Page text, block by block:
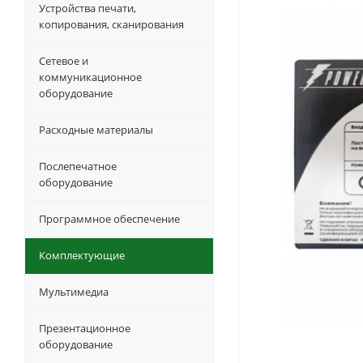
Устройства печати,
копирования, сканирования
Сетевое и
коммуникационное
оборудование
Расходные материалы
Послепечатное
оборудование
Программное обеспечение
Комплектующие
Мультимедиа
Презентационное
оборудование